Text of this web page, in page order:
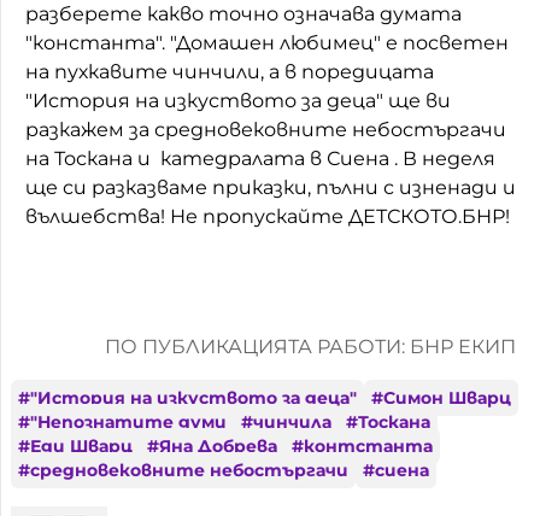
разберете какво точно означава думата
"константа". "Домашен любимец" е посветен
на пухкавите чинчили, а в поредицата
"История на изкуството за деца" ще ви
разкажем за средновековните небостъргачи
на Тоскана и катедралата в Сиена . В неделя
ще си разказваме приказки, пълни с изненади и
вълшебства! Не пропускайте ДЕТСКОТО.БНР!
ПО ПУБЛИКАЦИЯТА РАБОТИ: БНР ЕКИП
#"История на изкуството за деца" #Симон Шварц
#"Непознатите думи #чинчила #Тоскана
#Еди Шварц #Яна Добрева #контстанта
#средновековните небостъргачи #сиена